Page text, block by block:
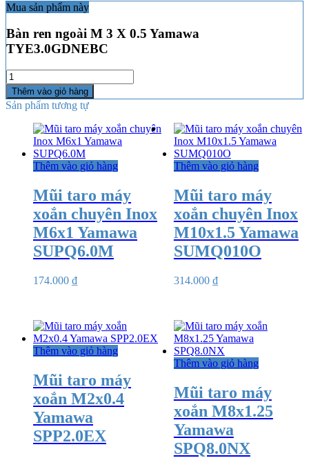
Mua sản phẩm này
Bàn ren ngoài M 3 X 0.5 Yamawa
TYE3.0GDNEBC
Số
lượng
Thêm vào giỏ hàng
Sản phẩm tương tự
Thêm vào giỏ hàng
Mũi taro máy
xoắn chuyên Inox
M6x1 Yamawa
SUPQ6.0M
174.000 ₫
Thêm vào giỏ hàng
Mũi taro máy
xoắn chuyên Inox
M10x1.5 Yamawa
SUMQ010O
314.000 ₫
Thêm vào giỏ hàng
Mũi taro máy
xoắn M2x0.4
Yamawa
SPP2.0EX
Thêm vào giỏ hàng
Mũi taro máy
xoắn M8x1.25
Yamawa
SPQ8.0NX